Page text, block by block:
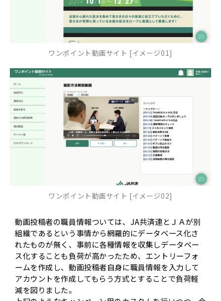
ワンポイント動画サイト [イメージ01]
ワンポイント動画サイト [イメージ02]
動画投稿者の職員情報ついては、JA共済連とＪＡが別
組織であるという事情から網羅的にデータベース化さ
れたものが無く、事前に各種情報を収集しデータベー
ス化することも負荷が高かったため、エントリーフォ
ームを作成し、動画投稿者自身に職員情報を入力して
アカウントを作成してもらう方式とすることで負荷軽
減を図りました。